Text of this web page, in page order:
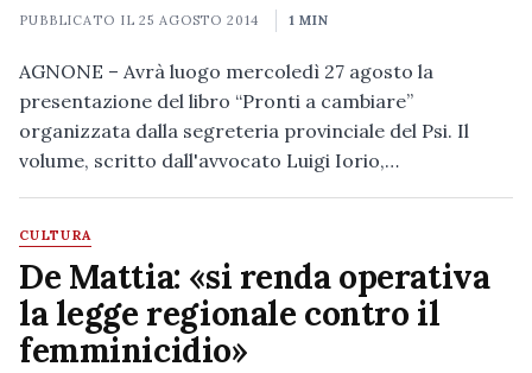
PUBBLICATO IL25 AGOSTO 2014 1 MIN
AGNONE – Avrà luogo mercoledì 27 agosto la
presentazione del libro “Pronti a cambiare”
organizzata dalla segreteria provinciale del Psi. Il
volume, scritto dall'avvocato Luigi Iorio,…
CULTURA
De Mattia: «si renda operativa
la legge regionale contro il
femminicidio»